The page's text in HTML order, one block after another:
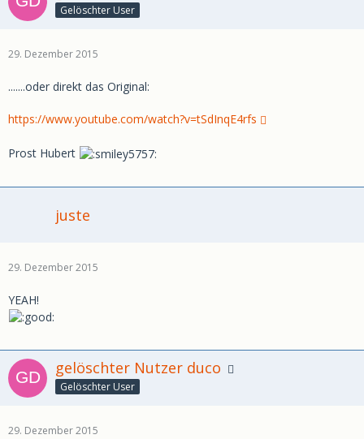
Gelöschter User
29. Dezember 2015
.......oder direkt das Original:
https://www.youtube.com/watch?v=tSdInqE4rfs
Prost Hubert
juste
29. Dezember 2015
YEAH!
gelöschter Nutzer duco
Gelöschter User
29. Dezember 2015